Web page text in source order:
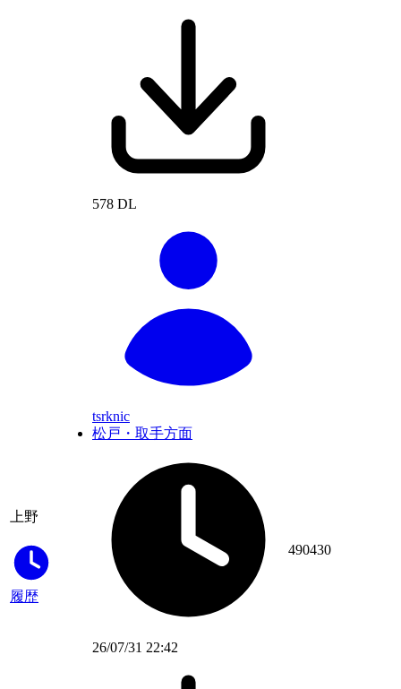
上野
履歴
578 DL
tsrknic
松戸・取手方面
26/07/31 22:42
490430